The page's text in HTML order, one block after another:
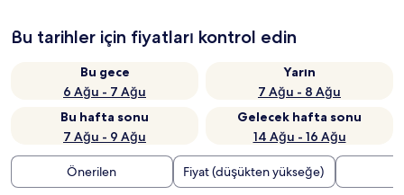
Bu tarihler için fiyatları kontrol edin
Bu gece
6 Ağu - 7 Ağu
Yarın
7 Ağu - 8 Ağu
Bu hafta sonu
7 Ağu - 9 Ağu
Gelecek hafta sonu
14 Ağu - 16 Ağu
Önerilen Fiyat (düşükten yükseğe)